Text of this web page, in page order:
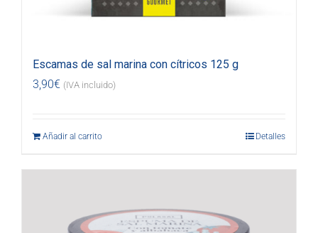
Escamas de sal marina con cítricos 125 g
3,90€ (IVA incluido)
Añadir al carrito Detalles